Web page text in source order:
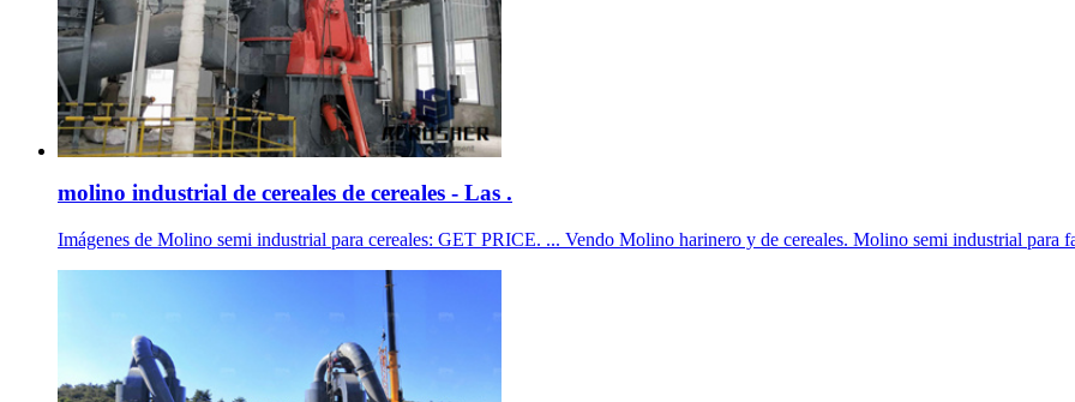
molino industrial de cereales de cereales - Las .
Imágenes de Molino semi industrial para cereales: GET PRICE. ... Vendo Molino harinero y de cereales. Molino semi industrial para